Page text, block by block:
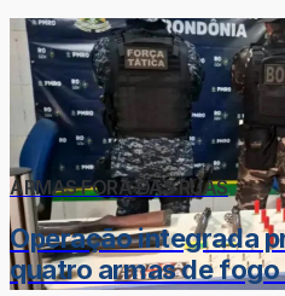
ARMAS FORA DAS RUAS
Operação integrada
quatro armas de fogo